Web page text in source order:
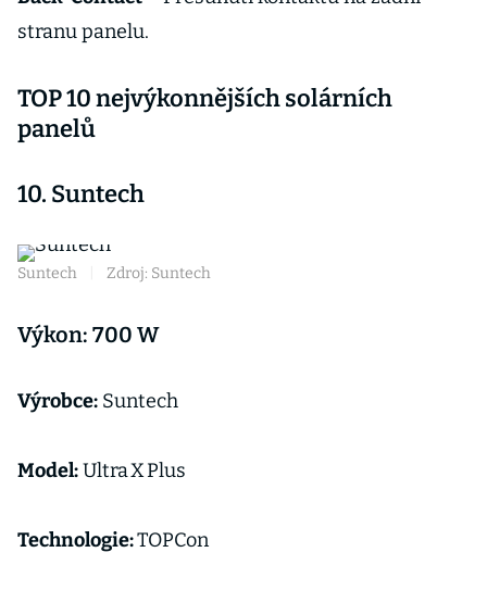
stranu panelu.
TOP 10 nejvýkonnějších solárních
panelů
10. Suntech
Suntech Zdroj: Suntech
Výkon: 700 W
Výrobce: Suntech
Model:Ultra X Plus
Technologie:TOPCon